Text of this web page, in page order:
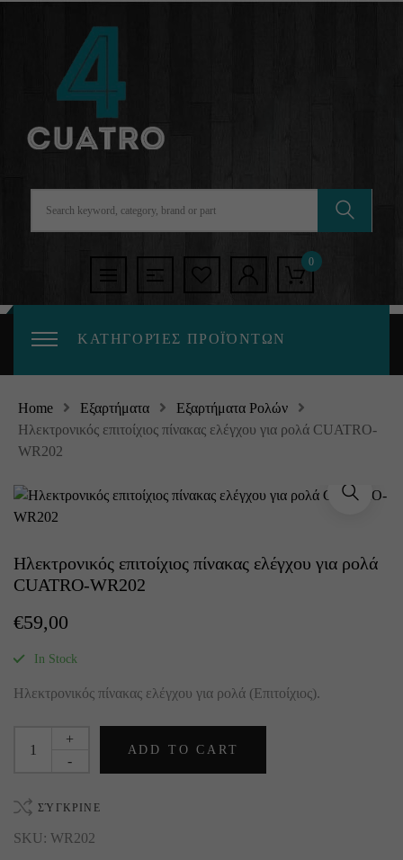
0
ΚΑΤΗΓΟΡΊΕΣ ΠΡΟΪΌΝΤΩΝ
Home Εξαρτήματα
Εξαρτήματα Ρολών
Ηλεκτρονικός επιτοίχιος πίνακας ελέγχου για ρολά CUATRO-
WR202
Ηλεκτρονικός επιτοίχιος πίνακας ελέγχου για ρολά
CUATRO-WR202
€59,00
In Stock
Ηλεκτρονικός πίνακας ελέγχου για ρολά (Επιτοίχιος).
-
+
ADD TO CART
ΣΎΓΚΡΙΝΕ
SKU: WR202